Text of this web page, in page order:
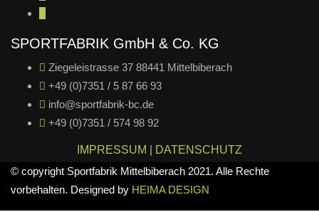
SPORTFABRIK GmbH & Co. KG
Ziegeleistrasse 37 88441 Mittelbiberach
+49 (0)7351 / 5 87 66 93
info@sportfabrik-bc.de
+49 (0)7351 / 574 98 92
IMPRESSUM
DATENSCHUTZ
© copyright Sportfabrik Mittelbiberach 2021. Alle Rechte
vorbehalten. Designed by HEIMA DESIGN